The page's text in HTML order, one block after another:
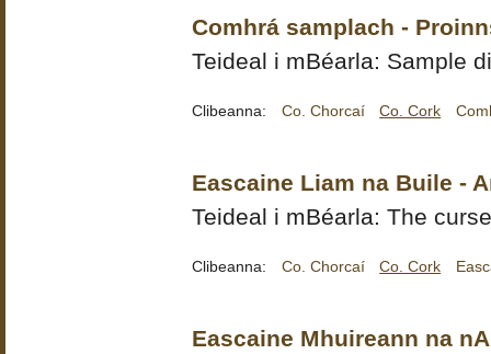
Comhrá samplach -
Teideal i mBéarla: Sample
Clibeanna: Co. Chorcaí Co. Cork
Eascaine Liam na Buile -
Teideal i mBéarla: The
Clibeanna: Co. Chorcaí Co. Cork
Eascaine Mhuireann na